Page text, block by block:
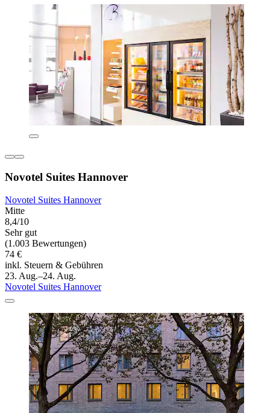
Novotel Suites Hannover
Novotel Suites Hannover
Mitte
8,4/10
Sehr gut
(1.003 Bewertungen)
74 €
inkl. Steuern & Gebühren
23. Aug.–24. Aug.
Novotel Suites Hannover